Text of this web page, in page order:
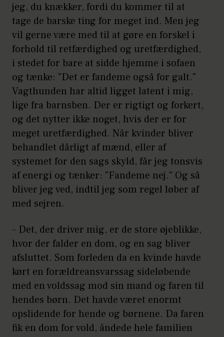
jeg, du knækker, fordi du kommer til at
tage de barske ting for meget ind. Men jeg
vil gerne være med til at gøre en forskel i
forhold til retfærdighed og uretfærdighed,
i stedet for bare at sidde hjemme i sofaen
og tænke: "Det er fandeme også for galt."
Vagthunden har altid ligget latent i mig,
lige fra barnsben. Der er rigtigt og forkert,
og det nytter ikke noget, hvis der er for
meget uretfærdighed. Når kvinder bliver
behandlet dårligt af mænd, eller af
systemet for den sags skyld, får jeg tonsvis
af energi og tænker: "Fandeme nej." Og så
bliver jeg ved, indtil jeg som regel løber af
med sejren.
– Det, der driver mig, er de store øjeblikke,
hvor der falder en dom, og en sag bliver
afsluttet. Som forleden da en kvinde havde
kørt en forældreansvarssag sideløbende
med en voldssag mod sin mand og faren til
hendes børn. Det havde været enormt
opslidende for hende og børnene. Da faren
fik en dom for vold, åndede hele familien